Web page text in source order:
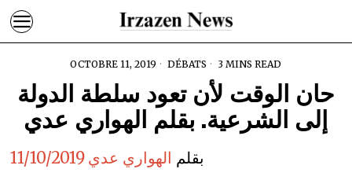
OCTOBRE 11, 2019 DÉBATS 3 MINS READ
حان الوقت لأن تعود سلطة الدولة
إلى الشرعية. بقلم الهواري عدي
بقلم الهواري عدي 11/10/2019